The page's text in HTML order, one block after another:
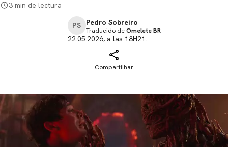
3 min de lectura
PS Pedro Sobreiro
Traducido deOmelete BR
22.05.2026, a las 18H21.
Compartilhar